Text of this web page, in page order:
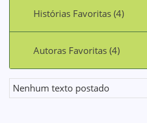
Histórias Favoritas (4)
Autoras Favoritas (4)
Nenhum texto postado